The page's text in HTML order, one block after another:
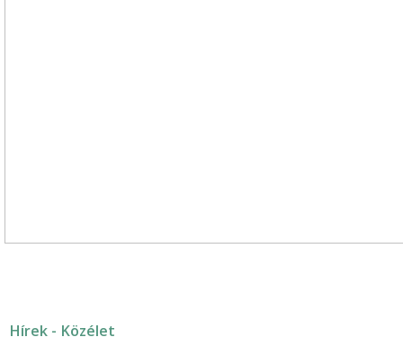
Hírek - Közélet